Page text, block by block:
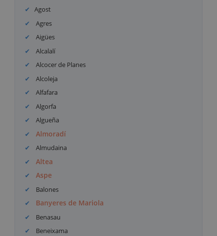
Agost
Agres
Aigües
Alcalalí
Alcocer de Planes
Alcoleja
Alfafara
Algorfa
Algueña
Almoradí
Almudaina
Altea
Aspe
Balones
Banyeres de Mariola
Benasau
Beneixama